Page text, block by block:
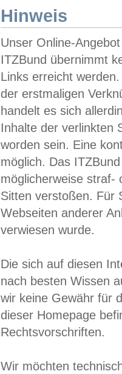
Hinweis
Unser Online-
ITZBund übernimmt
Links erreicht
der erstmaligen
handelt es sich
Inhalte der verlinkten
worden sein. Eine
möglich. Das
möglicherweise straf-
Sitten verstoßen. Für
Webseiten anderer
verwiesen wurde.
Die sich auf diesen
nach besten Wissen
wir keine Gewähr für
dieser Homepage
Rechtsvorschriften.
Wir möchten